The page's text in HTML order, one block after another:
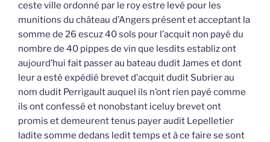
ceste ville ordonné par le roy estre levé pour les
munitions du château d’Angers présent et acceptant la
somme de 26 escuz 40 sols pour l’acquit non payé du
nombre de 40 pippes de vin que lesdits establiz ont
aujourd’hui fait passer au bateau dudit James et dont
leur a esté expédié brevet d’acquit dudit Subrier au
nom dudit Perrigault auquel ils n’ont rien payé comme
ils ont confessé et nonobstant iceluy brevet ont
promis et demeurent tenus payer audit Lepelletier
ladite somme dedans ledit temps et à ce faire se sont